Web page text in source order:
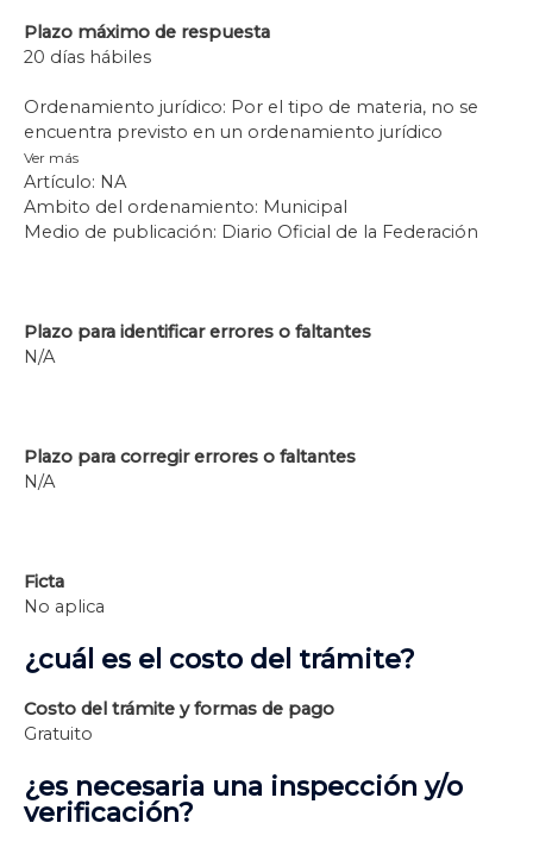
Plazo máximo de respuesta
20 días hábiles
Ordenamiento jurídico: Por el tipo de materia, no se
encuentra previsto en un ordenamiento jurídico
Ver más
Artículo: NA
Ambito del ordenamiento: Municipal
Medio de publicación: Diario Oficial de la Federación
Plazo para identificar errores o faltantes
N/A
Plazo para corregir errores o faltantes
N/A
Ficta
No aplica
¿cuál es el costo del trámite?
Costo del trámite y formas de pago
Gratuito
¿es necesaria una inspección y/o
verificación?